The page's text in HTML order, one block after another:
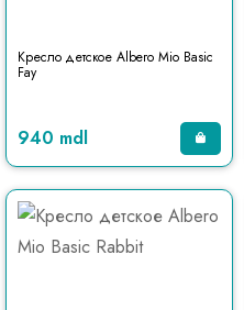
Кресло детское Albero Mio Basic
Fay
940 mdl